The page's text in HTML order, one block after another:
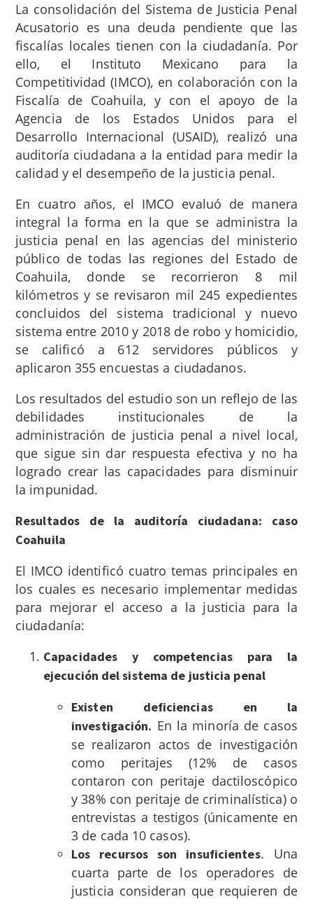
La consolidación del Sistema de Justicia Penal
Acusatorio es una deuda pendiente que las
fiscalías locales tienen con la ciudadanía. Por
ello, el Instituto Mexicano para la
Competitividad (IMCO), en colaboración con la
Fiscalía de Coahuila, y con el apoyo de la
Agencia de los Estados Unidos para el
Desarrollo Internacional (USAID), realizó una
auditoría ciudadana a la entidad para medir la
calidad y el desempeño de la justicia penal.
En cuatro años, el IMCO evaluó de manera
integral la forma en la que se administra la
justicia penal en las agencias del ministerio
público de todas las regiones del Estado de
Coahuila, donde se recorrieron 8 mil
kilómetros y se revisaron mil 245 expedientes
concluidos del sistema tradicional y nuevo
sistema entre 2010 y 2018 de robo y homicidio,
se calificó a 612 servidores públicos y
aplicaron 355 encuestas a ciudadanos.
Los resultados del estudio son un reflejo de las
debilidades institucionales de la
administración de justicia penal a nivel local,
que sigue sin dar respuesta efectiva y no ha
logrado crear las capacidades para disminuir
la impunidad.
Resultados de la auditoría ciudadana: caso
Coahuila
El IMCO identificó cuatro temas principales en
los cuales es necesario implementar medidas
para mejorar el acceso a la justicia para la
ciudadanía:
Capacidades y competencias para la
ejecución del sistema de justicia penal
Existen deficiencias en la
investigación. En la minoría de casos
se realizaron actos de investigación
como peritajes (12% de casos
contaron con peritaje dactiloscópico
y 38% con peritaje de criminalística) o
entrevistas a testigos (únicamente en
3 de cada 10 casos).
Los recursos son insuficientes. Una
cuarta parte de los operadores de
justicia consideran que requieren de